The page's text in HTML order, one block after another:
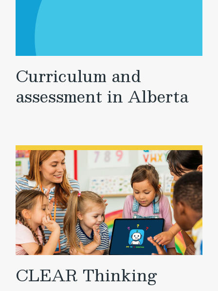
Curriculum and
assessment in Alberta
CLEAR Thinking